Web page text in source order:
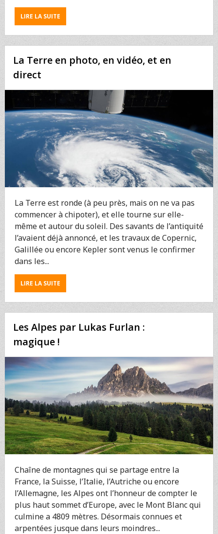
LIRE LA SUITEABOUT
LA
DÉSOLATION
DES
STATIONS
La Terre en photo, en vidéo, et en
direct
La Terre est ronde (à peu près, mais on ne va pas
commencer à chipoter), et elle tourne sur elle-
même et autour du soleil. Des savants de l’antiquité
l’avaient déjà annoncé, et les travaux de Copernic,
Galillée ou encore Kepler sont venus le confirmer
dans les...
LIRE LA SUITEABOUT
LA
TERRE
EN
EN
EN
Les Alpes par Lukas Furlan :
magique !
Chaîne de montagnes qui se partage entre la
France, la Suisse, l’Italie, l’Autriche ou encore
l’Allemagne, les Alpes ont l’honneur de compter le
plus haut sommet d’Europe, avec le Mont Blanc qui
culmine a 4809 mètres. Désormais connues et
arpentées jusque dans leurs moindres...